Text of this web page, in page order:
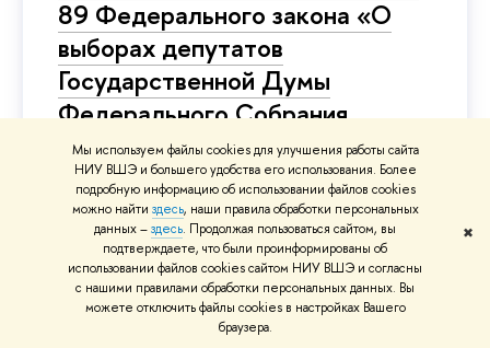
Мы используем файлы cookies для улучшения работы сайта
НИУ ВШЭ и большего удобства его использования. Более
подробную информацию об использовании файлов cookies
можно найти здесь, наши правила обработки персональных
данных –здесь. Продолжая пользоваться сайтом, вы
подтверждаете, что были проинформированы об
использовании файлов cookies сайтом НИУ ВШЭ и согласны
с нашими правилами обработки персональных данных. Вы
можете отключить файлы cookies в настройках Вашего
браузера.
✖
89 Федерального закона «О
выборах депутатов
Государственной Думы
Федерального Собрания
Российской Федерации»
Суд:Конституционный Суд
О праве политической партии выбирать
кандидата из своего избирательного списка
для замещения досрочно выбывшего
депутата своей парламентской фракции без